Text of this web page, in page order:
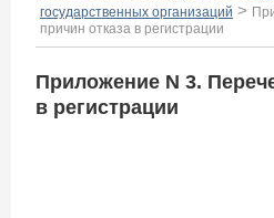
государственных организаций >
причин отказа в регистрации
Приложение N 3.
в регистрации